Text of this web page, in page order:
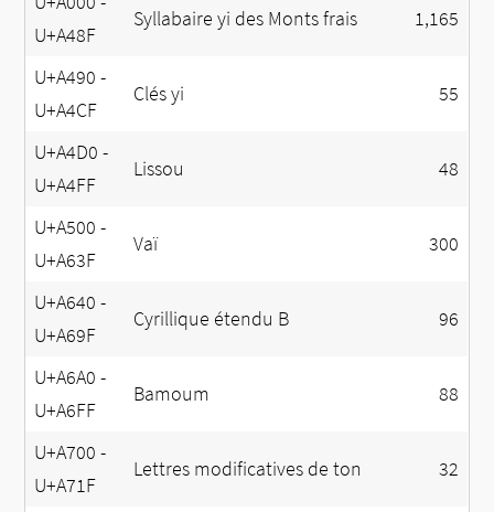
U+A48F
Syllabaire yi des Monts frais 1,165
U+A490 -
U+A4CF
Clés yi 55
U+A4D0 -
U+A4FF
Lissou 48
U+A500 -
U+A63F
Vaï 300
U+A640 -
U+A69F
Cyrillique étendu B 96
U+A6A0 -
U+A6FF
Bamoum 88
U+A700 -
U+A71F
Lettres modificatives de ton 32